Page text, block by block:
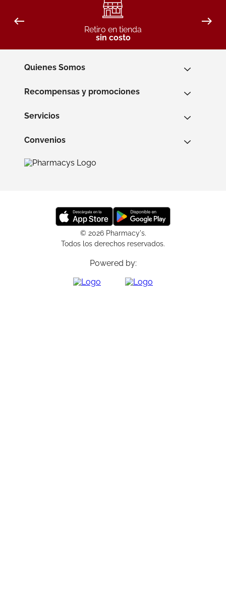
Retiro en tienda
sin costo
Quienes Somos
Recompensas y promociones
Servicios
Convenios
© 2026 Pharmacy's.
Todos los derechos reservados.
Powered by: